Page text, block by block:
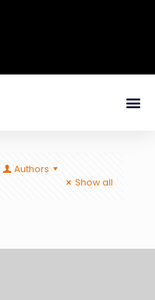
Authors
Show all